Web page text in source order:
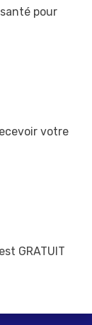
pour
votre
GRATUIT